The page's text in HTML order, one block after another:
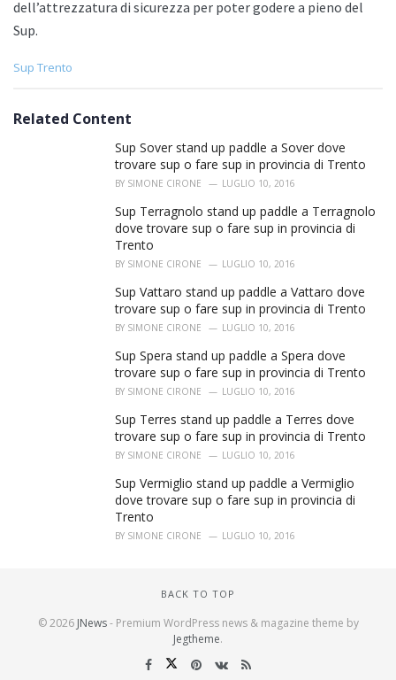
dell’attrezzatura di sicurezza per poter godere a pieno del
Sup.
C
e
Sup Trento
Related Content
Sup Sover stand up paddle a Sover dove
trovare sup o fare sup in provincia di Trento
BY SIMONE CIRONE LUGLIO 10, 2016
Sup Terragnolo stand up paddle a Terragnolo
dove trovare sup o fare sup in provincia di
Trento
BY SIMONE CIRONE LUGLIO 10, 2016
Sup Vattaro stand up paddle a Vattaro dove
trovare sup o fare sup in provincia di Trento
BY SIMONE CIRONE LUGLIO 10, 2016
Sup Spera stand up paddle a Spera dove
trovare sup o fare sup in provincia di Trento
BY SIMONE CIRONE LUGLIO 10, 2016
Sup Terres stand up paddle a Terres dove
trovare sup o fare sup in provincia di Trento
BY SIMONE CIRONE LUGLIO 10, 2016
Sup Vermiglio stand up paddle a Vermiglio
dove trovare sup o fare sup in provincia di
Trento
BY SIMONE CIRONE LUGLIO 10, 2016
BACK TO TOP
© 2026 JNews- Premium WordPress news & magazine theme by
Jegtheme.